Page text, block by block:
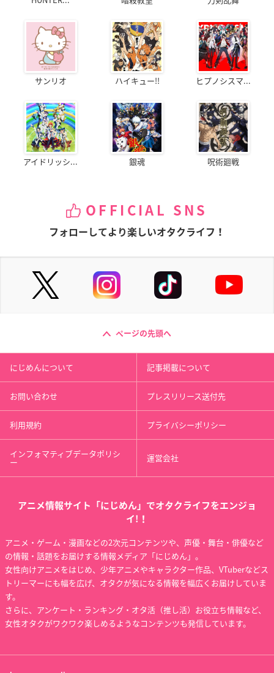
サンリオ ハイキュー!! ヒプノシスマ...
アイドリッシ... 銀魂 呪術廻戦
OFFICIAL SNS
フォローしてより楽しいオタクライフ！
ページの先頭へ
にじめんについて 記事掲載について
お問い合わせ プレスリリース送付先
利用規約 プライバシーポリシー
インフォマティブデータポリシ
ー 運営会社
アニメ情報サイト「にじめん」でオタクライフをエンジョ
イ!！
アニメ・ゲーム・漫画などの2次元コンテンツや、声優・舞台・俳優など
の情報・話題をお届けする情報メディア「にじめん」。
女性向けアニメをはじめ、少年アニメやキャラクター作品、VTuberなどス
トリーマーにも幅を広げ、オタクが気になる情報を幅広くお届けしていま
す。
さらに、アンケート・ランキング・オタ活（推し活）お役立ち情報など、
女性オタクがワクワク楽しめるようなコンテンツも発信しています。